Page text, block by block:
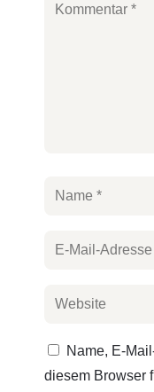
Name, E-
diesem Browser